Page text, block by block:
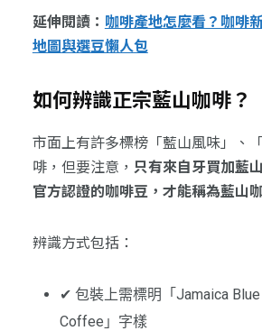
延伸閱讀： 咖啡產地怎麼看？咖啡
地圖與選豆懶人包
如何辨識正宗藍山咖啡？
市面上有許多標榜「藍山風味」、
啡，但要注意， 只有來自牙買加藍
官方認證的咖啡豆，才能稱為藍山
辨識方式包括：
✔ 包裝上需標明「Jamaica
Coffee」字樣